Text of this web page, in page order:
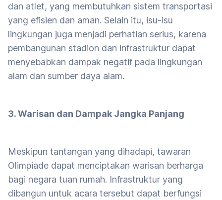
dan atlet, yang membutuhkan sistem transportasi
yang efisien dan aman. Selain itu, isu-isu
lingkungan juga menjadi perhatian serius, karena
pembangunan stadion dan infrastruktur dapat
menyebabkan dampak negatif pada lingkungan
alam dan sumber daya alam.
3. Warisan dan Dampak Jangka Panjang
Meskipun tantangan yang dihadapi, tawaran
Olimpiade dapat menciptakan warisan berharga
bagi negara tuan rumah. Infrastruktur yang
dibangun untuk acara tersebut dapat berfungsi